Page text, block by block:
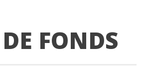
FONDS